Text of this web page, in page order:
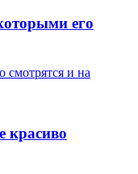
его
смотрятся и на
красиво